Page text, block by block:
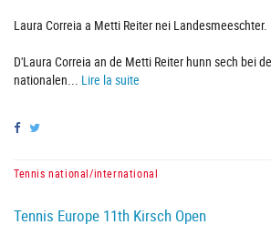
Laura Correia a Metti Reiter nei Landesmeeschter.
D'Laura Correia an de Metti Reiter hunn sech bei
nationalen... Lire la suite
Tennis national/international
Tennis Europe 11th Kirsch Open